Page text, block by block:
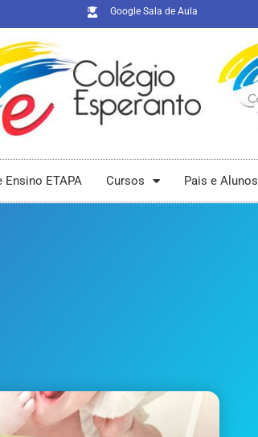
Google Sala de Aula
Ensino ETAPA Cursos Pais e Alunos